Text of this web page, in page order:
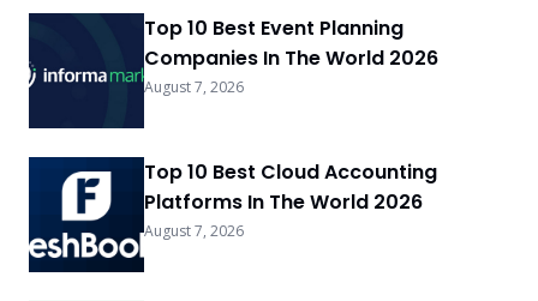
Top 10 Best Event Planning
Companies In The World 2026
August 7, 2026
Top 10 Best Cloud Accounting
Platforms In The World 2026
August 7, 2026